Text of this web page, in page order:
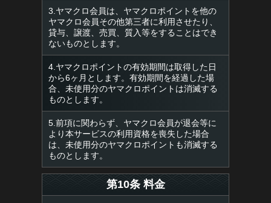
3.ヤマクロ会員は、ヤマクロポイントを他の
ヤマクロ会員その他第三者に利用させたり、
貸与、譲渡、売買、質入等をすることはでき
ないものとします。
4.ヤマクロポイントの有効期間は取得した日
から6ヶ月とします。有効期間を経過した場
合、未使用分のヤマクロポイントは消滅する
ものとします。
5.前項に関わらず、ヤマクロ会員が退会等に
より本サービスの利用資格を喪失した場合
は、未使用分のヤマクロポイントも消滅する
ものとします。
第10条 料金